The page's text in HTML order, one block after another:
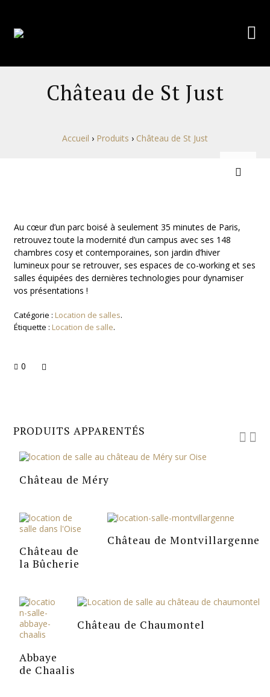
Château de St Just
Accueil › Produits › Château de St Just
Au cœur d’un parc boisé à seulement 35 minutes de Paris,
retrouvez toute la modernité d’un campus avec ses 148
chambres cosy et contemporaines, son jardin d’hiver
lumineux pour se retrouver, ses espaces de co-working et ses
salles équipées des dernières technologies pour dynamiser
vos présentations !
Catégorie : Location de salles.
Étiquette : Location de salle.
0
PRODUITS APPARENTÉS
Château de Méry
Château de Montvillargenne
Château de
la Bûcherie
Château de Chaumontel
Abbaye
de Chaalis